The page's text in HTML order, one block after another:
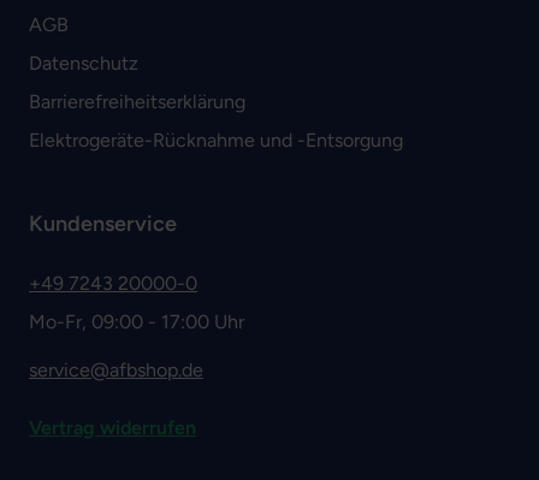
AGB
Datenschutz
Barrierefreiheitserklärung
Elektrogeräte-Rücknahme und -Entsorgung
Kundenservice
+49 7243 20000-0
Mo-Fr, 09:00 - 17:00 Uhr
service@afbshop.de
Vertrag widerrufen